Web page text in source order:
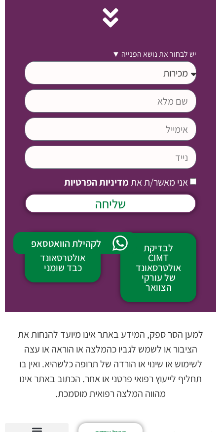
יש לבחור את נושא הפנייה ▼
אני מאשר/ת אתמדיניות הפרטיות
שליחה
לבדיקת
CIMT
אולטרסאונד
של עורקי
הצוואר
לבדיקת
אולטרסאונד
כבד שומני
למען הסר ספק, המידע באתר אינו מיועד להנחות את
הציבור או לשמש לגביו כהמלצה או הוראה או עצה
לשימוש או שינוי או הורדה של תרופה כלשהיא. ואין בו
תחליף לייעוץ רפואי פרטני או אחר. הכתוב באתר אינו
מהווה המלצה רפואית מוסמכת.
לקהילת הוואטסאפ